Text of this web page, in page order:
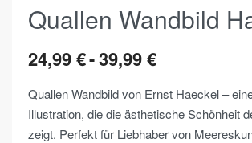
Quallen Wandbild
24,99€ 39,99€
Quallen Wandbild von Ernst Haeckel –
Illustration, die die ästhetische Schönheit
zeigt. Perfekt für Liebhaber von